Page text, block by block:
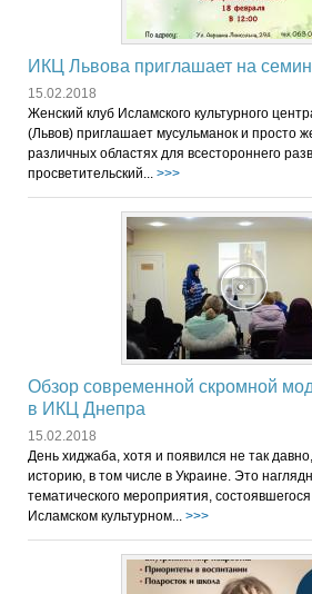
ИКЦ Львова приглашает на
15.02.2018
Женский клуб Исламского культурного
(Львов) приглашает мусульманок и просто
различных областях для всестороннего
просветительский... >>>
Обзор современной скромной
в ИКЦ Днепра
15.02.2018
День хиджаба, хотя и появился не так
историю, в том числе в Украине. Это
тематического мероприятия,
Исламском культурном... >>>